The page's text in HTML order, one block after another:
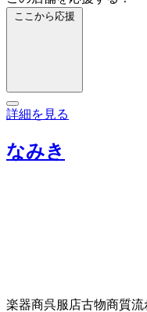
ここから応援
詳細を見る
なみき
楽器商呉服店古物商質流